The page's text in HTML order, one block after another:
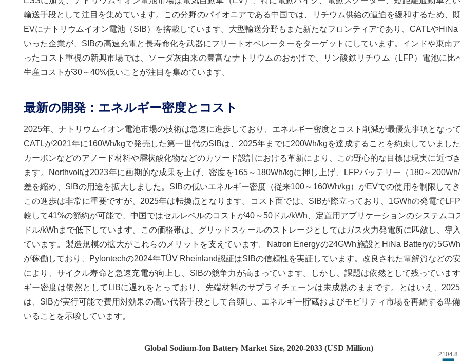
輸送手段として注目を集めています。この分野のパイオニアである中国では、リチウム供給の逼迫を緩和するため、
EVにナトリウムイオン電池（SIB）を搭載しています。大型輸送分野もまた新たなフロンティアであり、CATLやHiNa
いった企業が、SIBの高速充電と長寿命化を武器にフリートオペレーターをターゲットにしています。インドや東南
ったコスト重視の新興市場では、ソーダ灰由来の豊富なナトリウムのおかげで、リン酸鉄リチウム（LFP）電池に比
生産コストが30～40%低いことが注目を集めています。
最新の開発：エネルギー密度とコスト
2025年、ナトリウムイオン電池市場の技術は急速に進歩しており、エネルギー密度とコスト削減が最優先事項となっ
CATLが2021年に160Wh/kgで発売した第一世代のSIBは、2025年までに200Wh/kgを達成することを約束していまし
カーボンなどのアノード材料や層状酸化物などのカソード設計における革新により、この野心的な目標は現実に近づ
ます。Northvoltは2023年に画期的な成果を上げ、密度を165～180Wh/kgに押し上げ、LFPバッテリー（180～
差を縮め、SIBの用途を拡大しました。SIBの低いエネルギー密度（従来100～160Wh/kg）がEVでの使用を制限して
この進歩は非常に重要ですが、2025年は転換点となります。コスト面では、SIBが際立っており、1GWhの発電で
較して41%の節約が可能で、中国ではセルレベルのコストが40～50ドル/kWh、定置用アプリケーションのシステムコ
ドル/kWhまで低下しています。この価格帯は、グリッドスケールのストレージとしてはガス火力発電所に匹敵し、導
ています。製造規模の拡大がこれらのメリットを支えています。Natron Energyの24GWh施設とHiNa Batteryの
が稼働しており、Pylontechの2024年TÜV Rheinland認証はSIBの信頼性を実証しています。改良された電解質などの
により、サイクル寿命と急速充電が向上し、SIBの競争力が高まっています。しかし、課題は依然として残っていま
ギー密度は依然としてLIBに遅れをとっており、先端材料のサプライチェーンは未成熟のままです。とはいえ、
は、SIBが実行可能で費用対効果の高い代替手段として台頭し、エネルギー貯蔵およびモビリティ市場を再編する準
いることを示唆しています。